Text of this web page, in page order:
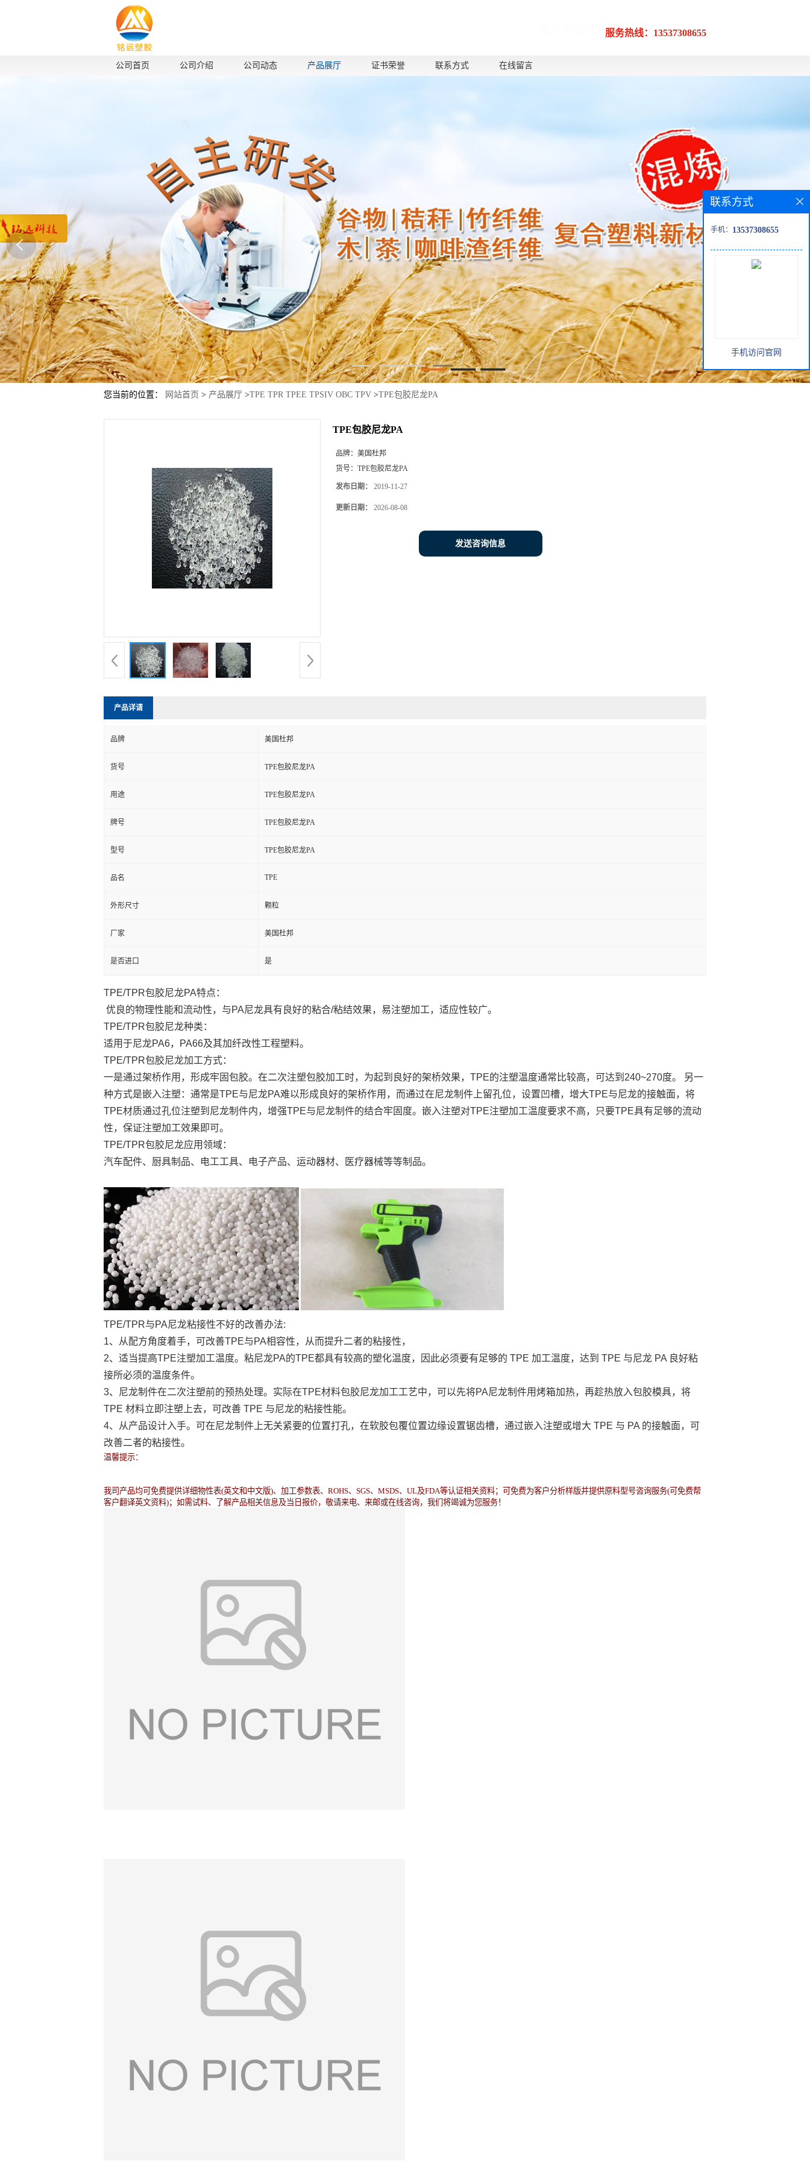
服务热线：13537308655
公司首页 公司介绍 公司动态 产品展厅 证书荣誉 联系方式 在线留言
您当前的位置： 网站首页 > 产品展厅 >TPE TPR TPEE TPSIV OBC TPV >TPE包胶尼龙PA
TPE包胶尼龙PA
品牌： 美国杜邦
货号： TPE包胶尼龙PA
发布日期： 2019-11-27
更新日期： 2026-08-08
发送咨询信息
产品详请
品牌 美国杜邦
货号 TPE包胶尼龙PA
用途 TPE包胶尼龙PA
牌号 TPE包胶尼龙PA
型号 TPE包胶尼龙PA
品名 TPE
外形尺寸 颗粒
厂家 美国杜邦
是否进口 是
TPE/TPR包胶尼龙PA特点：
优良的物理性能和流动性，与PA尼龙具有良好的粘合/粘结效果，易注塑加工，适应性较广。
TPE/TPR包胶尼龙种类：
适用于尼龙PA6，PA66及其加纤改性工程塑料。
TPE/TPR包胶尼龙加工方式：
一是通过架桥作用，形成牢固包胶。在二次注塑包胶加工时，为起到良好的架桥效果，TPE的注塑温度通常比较高，可达到240~270度。 另一
种方式是嵌入注塑：通常是TPE与尼龙PA难以形成良好的架桥作用，而通过在尼龙制件上留孔位，设置凹槽，增大TPE与尼龙的接触面，将
TPE材质通过孔位注塑到尼龙制件内，增强TPE与尼龙制件的结合牢固度。嵌入注塑对TPE注塑加工温度要求不高，只要TPE具有足够的流动
性，保证注塑加工效果即可。
TPE/TPR包胶尼龙应用领域：
汽车配件、厨具制品、电工工具、电子产品、运动器材、医疗器械等等制品。
TPE/TPR与PA尼龙粘接性不好的改善办法:
1、从配方角度着手，可改善TPE与PA相容性，从而提升二者的粘接性，
2、适当提高TPE注塑加工温度。粘尼龙PA的TPE都具有较高的塑化温度，因此必须要有足够的 TPE 加工温度，达到 TPE 与尼龙 PA 良好粘
接所必须的温度条件。
3、尼龙制件在二次注塑前的预热处理。实际在TPE材料包胶尼龙加工工艺中，可以先将PA尼龙制件用烤箱加热，再趁热放入包胶模具，将
TPE 材料立即注塑上去，可改善 TPE 与尼龙的粘接性能。
4、从产品设计入手。可在尼龙制件上无关紧要的位置打孔，在软胶包覆位置边缘设置锯齿槽，通过嵌入注塑或增大 TPE 与 PA 的接触面，可
改善二者的粘接性。
温馨提示：
我司产品均可免费提供详细物性表(英文和中文版)、加工参数表、ROHS、SGS、MSDS、UL及FDA等认证相关资料；可免费为客户分析样版并提供原料型号咨询服务(可免费帮
客户翻译英文资料)；如需试料、了解产品相关信息及当日报价，敬请来电、来邮或在线咨询，我们将竭诚为您服务！
联系方式
手机： 13537308655
手机访问官网